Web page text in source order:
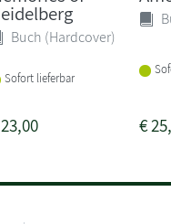
Buch (Hardcover)
Sofort lieferbar
€